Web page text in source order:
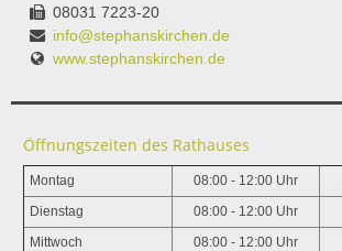
08031 7223-20
info@stephanskirchen.de
www.stephanskirchen.de
Öffnungszeiten des Rathauses
Montag 08:00 - 12:00 Uhr
Dienstag 08:00 - 12:00 Uhr
Mittwoch 08:00 - 12:00 Uhr